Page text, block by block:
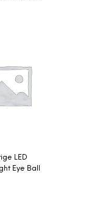
LED
Eye Ball